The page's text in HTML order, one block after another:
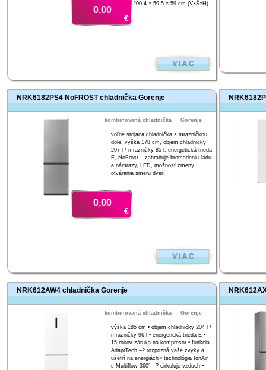
rozmery 200,4 × 59,5 × 59 cm (V×Š×H)
0,00
€
NRK6182PS4 NoFROST chladnička Gorenje
kombinovaná chladnička Gorenje
voľne stojaca chladnička s mrazničkou
dole, výška 178 cm, objem chladničky
207 l / mrazničky 85 l, energetická trieda
E, NoFrost – zabraňuje hromadeniu ľadu
a námrazy, LED, možnosť zmeny
otvárania smeru dverí
0,00
€
NRK612AW4 chladnička Gorenje
kombinovaná chladnička Gorenje
výška 185 cm • objem chladničky 204 l /
mrazničky 96 l • energetická trieda E •
15 rokov záruka na kompresor • funkcia
AdaptTech –? rozpozná vaše zvyky a
ušetrí na energiách • technológia IonAir
s Multiflow 360° –? cirkuluje vzduch •